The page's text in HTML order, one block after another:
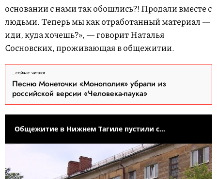
основании с нами так обошлись?! Продали вместе с
людьми. Теперь мы как отработанный материал —
иди, куда хочешь?», — говорит Наталья
Сосновских, проживающая в общежитии.
сейчас читают
Песню Монеточки «Монополия» убрали из
российской версии «Человека-паука»